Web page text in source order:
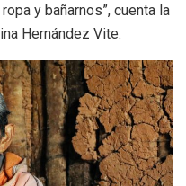
y bañarnos”, cuenta la
Hernández Vite.